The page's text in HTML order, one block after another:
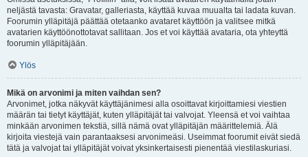
neljästä tavasta: Gravatar, galleriasta, käyttää kuvaa muualta tai ladata kuvan.
Foorumin ylläpitäjä päättää otetaanko avataret käyttöön ja valitsee mitkä
avatarien käyttöönottotavat sallitaan. Jos et voi käyttää avataria, ota yhteyttä
foorumin ylläpitäjään.
Ylös
Mikä on arvonimi ja miten vaihdan sen?
Arvonimet, jotka näkyvät käyttäjänimesi alla osoittavat kirjoittamiesi viestien
määrän tai tietyt käyttäjät, kuten ylläpitäjät tai valvojat. Yleensä et voi vaihtaa
minkään arvonimen tekstiä, sillä nämä ovat ylläpitäjän määrittelemiä. Älä
kirjoita viestejä vain parantaaksesi arvonimeäsi. Useimmat foorumit eivät siedä
tätä ja valvojat tai ylläpitäjät voivat yksinkertaisesti pienentää viestilaskuriasi.